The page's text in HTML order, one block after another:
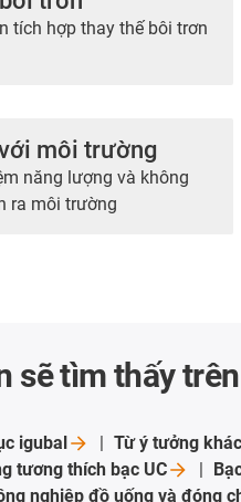
tích hợp thay thế bôi trơn
môi trường
năng lượng và không
ra môi trường
sẽ tìm thấy
igubal
Từ ý tưởng
tương thích bạc UC
nghiệp đồ uống và đóng